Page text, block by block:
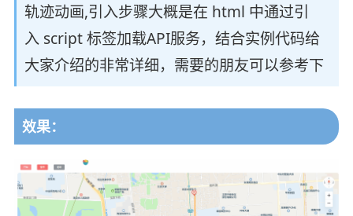
轨迹动画,引入步骤大概是在 html 中通过引
入 script 标签加载API服务，结合实例代码给
大家介绍的非常详细，需要的朋友可以参考下
效果：